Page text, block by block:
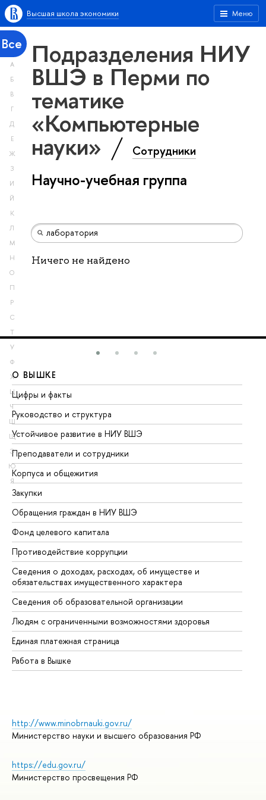
Меню
Высшая школа экономики
Все
А
Б
В
Г
Д
Е
Ж
З
И
Й
К
Л
М
Н
О
П
Р
С
Т
У
Ф
Х
Ц
Ч
Ш
Щ
Э
Ю
Я
Подразделения НИУ
ВШЭ в Перми по
тематике
«Компьютерные
науки» Сотрудники
Научно-учебная группа
Ничего не найдено
О ВЫШКЕ
Цифры и факты
Руководство и структура
Устойчивое развитие в НИУ ВШЭ
Преподаватели и сотрудники
Корпуса и общежития
Закупки
Обращения граждан в НИУ ВШЭ
Фонд целевого капитала
Противодействие коррупции
Сведения о доходах, расходах, об имуществе и
обязательствах имущественного характера
Сведения об образовательной организации
Людям с ограниченными возможностями здоровья
Единая платежная страница
Работа в Вышке
http://www.minobrnauki.gov.ru/
Министерство науки и высшего образования РФ
https://edu.gov.ru/
Министерство просвещения РФ